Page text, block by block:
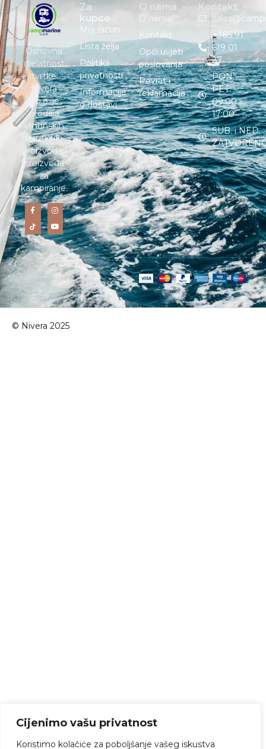
Cijenimo vašu privatnost
Koristimo kolačiće za poboljšanje vašeg iskustva
Osnovna
djelatnost
tvrtke
Nivera
d.o.o. je
prodaja
vrhunskih
nautičkih
proizvoda i
proizvoda
za
kampiranje.
Za
kupce
Moj račun
Lista želja
Politika
privatnosti
Informacije
o dostavi
O nama
O nama
Kontakt
Opći uvjeti
poslovanja
Povrat i
reklamacija
Kontakt
+385 91
619 01
27
PON. –
PET. :
09:00 –
17:00
SUB. i NED. :
© Nivera 2025